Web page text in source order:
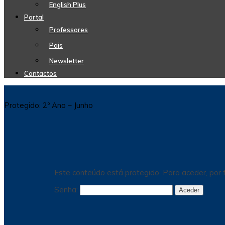
English Plus
Portal
Professores
Pais
Newsletter
Contactos
Protegido: 2º Ano – Junho
Este conteúdo está protegido. Para aceder, por
Senha: